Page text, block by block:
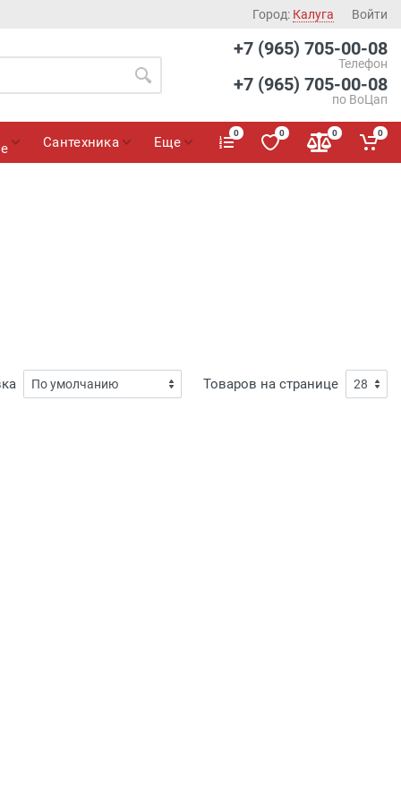
Город: Калуга Войти
+7 (965) 705-00-08
Телефон
+7 (965) 705-00-08
по ВоЦап
Сантехника Еще
0 0 0 0
Товаров на странице